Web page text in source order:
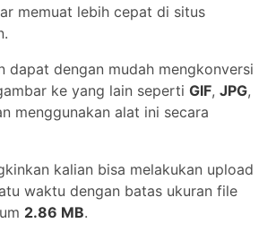
memuat lebih cepat di situs
dapat dengan mudah mengkonversi
ke yang lain seperti GIF, JPG,
menggunakan alat ini secara
kalian bisa melakukan upload
waktu dengan batas ukuran file
2.86 MB.